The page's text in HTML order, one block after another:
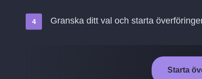
Granska ditt val och starta
Starta